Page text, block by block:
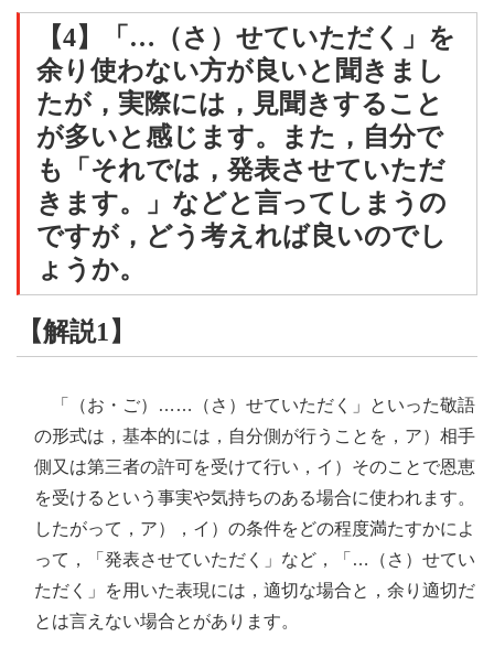
【4】「…（さ）せていただく」を
余り使わない方が良いと聞きまし
たが，実際には，見聞きすること
が多いと感じます。また，自分で
も「それでは，発表させていただ
きます。」などと言ってしまうの
ですが，どう考えれば良いのでし
ょうか。
【解説1】
「（お・ご）……（さ）せていただく」といった敬語
の形式は，基本的には，自分側が行うことを，ア）相手
側又は第三者の許可を受けて行い，イ）そのことで恩恵
を受けるという事実や気持ちのある場合に使われます。
したがって，ア），イ）の条件をどの程度満たすかによ
って，「発表させていただく」など，「…（さ）せてい
ただく」を用いた表現には，適切な場合と，余り適切だ
とは言えない場合とがあります。